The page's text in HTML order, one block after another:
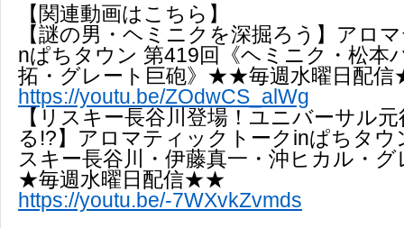
【関連動画はこちら】
【謎の男・ヘミニクを深掘ろう】アロ
nぱちタウン 第419回《ヘミニク・松本
拓・グレート巨砲》★★毎週水曜日配
https://youtu.be/ZOdwCS_alWg
【リスキー長谷川登場！ユニバーサル
る!?】アロマティックトークinぱちタウ
スキー長谷川・伊藤真一・沖ヒカル・
★毎週水曜日配信★★
https://youtu.be/-7WXvkZvmds